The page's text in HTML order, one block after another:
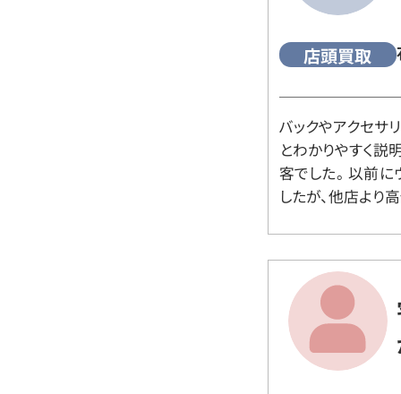
店頭買取
バックやアクセサ
とわかりやすく説
客でした。 以前
したが、他店より